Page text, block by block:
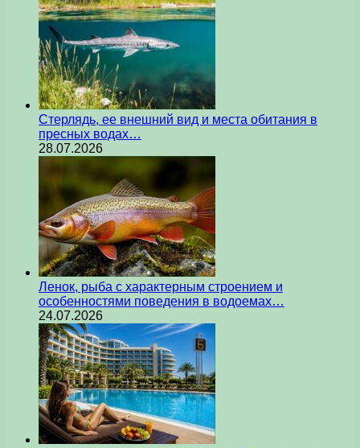
Стерлядь, ее внешний вид и места обитания в
пресных водах…
28.07.2026
Ленок, рыба с характерным строением и
особенностями поведения в водоемах…
24.07.2026